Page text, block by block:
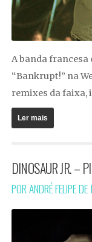
A banda
“Bankrupt!” na
remixes da faixa,
Ler mais
DINOSAUR JR. –
POR ANDRÉ FELIPE